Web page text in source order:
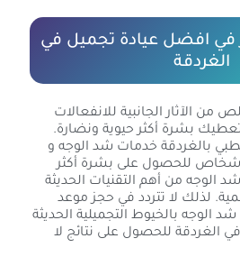
في افضل عيادة تجميل في
الغردقة
من الآثار الجانبية للانفعالات
تعطيك بشرة أكثر حيوية ونضارة.
بالغردقة خدمات شد الوجه و
للحصول على بشرة أكثر
الوجه من أهم التقنيات الحديثة
لذلك لا تتردد في حجز موعد
بالخيوط التجميلية الحديثة
الغردقة للحصول على نتائج لا